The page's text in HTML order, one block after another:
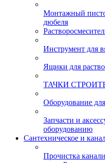
Монтажный
дюбеля
Инструмент для
Ящики для
ТАЧКИ
Оборудование
Запчасти и
оборудованию
Сантехническое и
Прочистка